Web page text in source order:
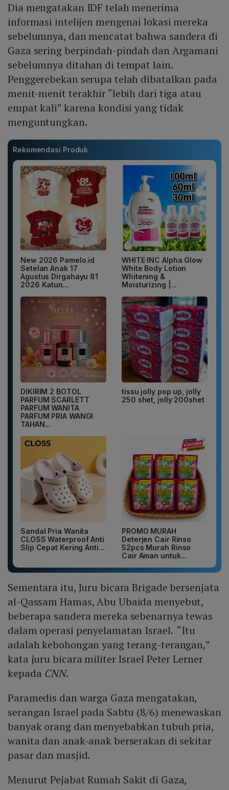
Dia mengatakan IDF telah menerima
informasi intelijen mengenai lokasi mereka
sebelumnya, dan mencatat bahwa sandera di
Gaza sering berpindah-pindah dan Argamani
sebelumnya ditahan di tempat lain.
Penggerebekan serupa telah dibatalkan pada
menit-menit terakhir “lebih dari tiga atau
empat kali” karena kondisi yang tidak
menguntungkan.
Rekomendasi Produk
New 2026 Pamelo.id
Setelan Anak 17
Agustus Dirgahayu 81
2026 Katun...
WHITE INC Alpha Glow
White Body Lotion
Whitening &
Moisturizing |...
DIKIRIM 2 BOTOL
PARFUM SCARLETT
PARFUM WANITA
PARFUM PRIA WANGI
TAHAN...
tissu jolly pop up, jolly
250 shet, jolly 200shet
Sandal Pria Wanita
CLOSS Waterproof Anti
Slip Cepat Kering Anti...
PROMO MURAH
Deterjen Cair Rinso
52pcs Murah Rinso
Cair Aman untuk...
Sementara itu, Juru bicara Brigade bersenjata
al-Qassam Hamas, Abu Ubaida menyebut,
beberapa sandera mereka sebenarnya tewas
dalam operasi penyelamatan Israel. “Itu
adalah kebohongan yang terang-terangan,”
kata juru bicara militer Israel Peter Lerner
kepada CNN.
Paramedis dan warga Gaza mengatakan,
serangan Israel pada Sabtu (8/6) menewaskan
banyak orang dan menyebabkan tubuh pria,
wanita dan anak-anak berserakan di sekitar
pasar dan masjid.
Menurut Pejabat Rumah Sakit di Gaza,